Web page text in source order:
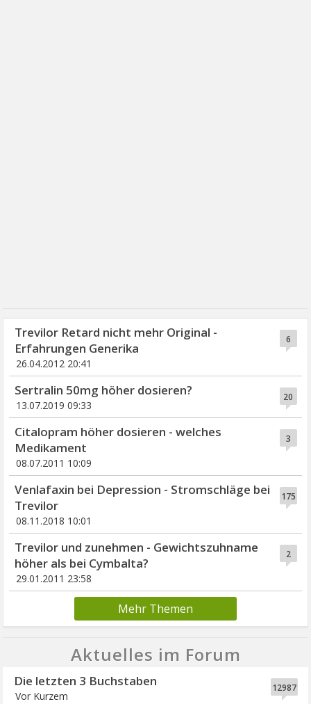
6
Trevilor Retard nicht mehr Original -
Erfahrungen Generika
26.04.2012 20:41
20
Sertralin 50mg höher dosieren?
13.07.2019 09:33
3
Citalopram höher dosieren - welches
Medikament
08.07.2011 10:09
175
Venlafaxin bei Depression - Stromschläge bei
Trevilor
08.11.2018 10:01
2
Trevilor und zunehmen - Gewichtszuhname
höher als bei Cymbalta?
29.01.2011 23:58
Mehr Themen
Aktuelles im Forum
12987
Die letzten 3 Buchstaben
Vor Kurzem